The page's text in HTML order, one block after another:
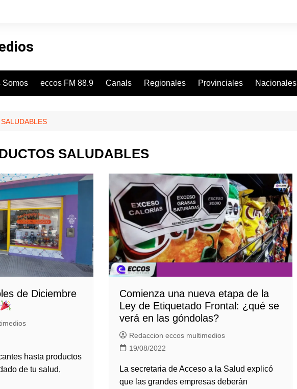
Somos eccos FM 88.9 Canals Regionales Provinciales Nacionales
SALUDABLES
de Diciembre
hasta productos
de tu salud,
Comienza una nueva etapa de la
Ley de Etiquetado Frontal: ¿qué se
verá en las góndolas?
Redaccion eccos multimedios
19/08/2022
La secretaria de Acceso a la Salud explicó
que las grandes empresas deberán